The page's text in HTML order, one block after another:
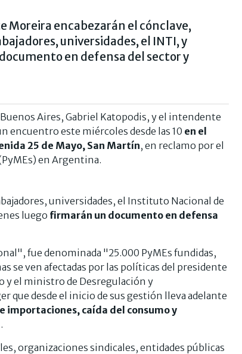
encabezarán el cónclave,
universidades, el INTI, y
en defensa del sector y
Aires, Gabriel Katopodis, y el intendente
encuentro este miércoles desde las 10 en el
25 de Mayo, San Martín, en reclamo por el
en Argentina.
universidades, el Instituto Nacional de
luego firmarán un documento en defensa
fue denominada "25.000 PyMEs fundidas,
se ven afectadas por las políticas del presidente
y el ministro de Desregulación y
que desde el inicio de sus gestión lleva adelante
caída del consumo y
organizaciones sindicales, entidades públicas